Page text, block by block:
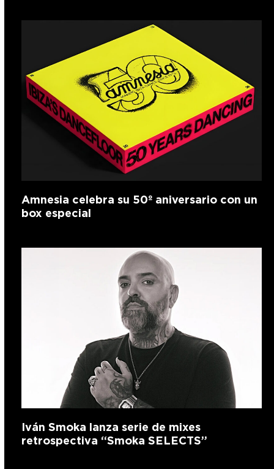
Amnesia celebra su 50º aniversario con un
box especial
Iván Smoka lanza serie de mixes
retrospectiva “Smoka SELECTS”